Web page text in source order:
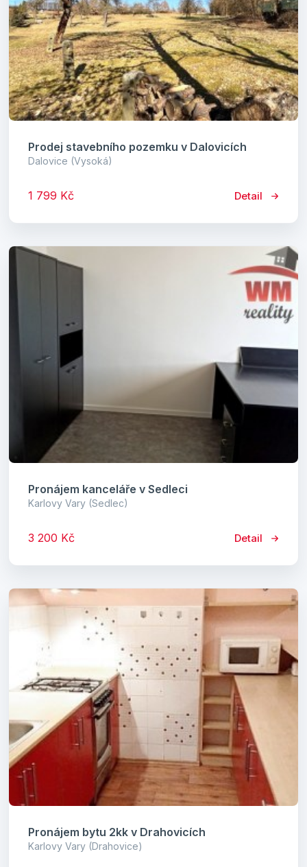
Prodej stavebního pozemku v Dalovicích
Dalovice (Vysoká)
1 799 Kč Detail
Pronájem kanceláře v Sedleci
Karlovy Vary (Sedlec)
3 200 Kč Detail
Pronájem bytu 2kk v Drahovicích
Karlovy Vary (Drahovice)